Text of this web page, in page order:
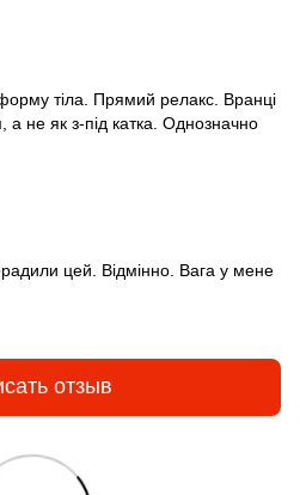
тіла. Прямий релакс. Вранці
а не як з-під катка. Однозначно
цей. Відмінно. Вага у мене
отзыв